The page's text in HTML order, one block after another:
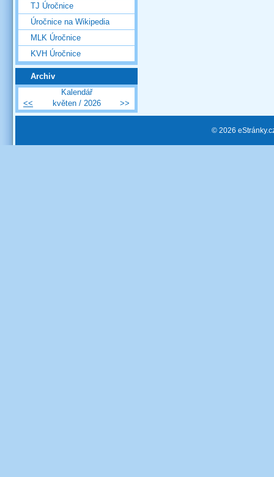
TJ Úročnice
Úročnice na Wikipedia
MLK Úročnice
KVH Úročnice
Archiv
Kalendář
<<
květen / 2026 >>
© 2026